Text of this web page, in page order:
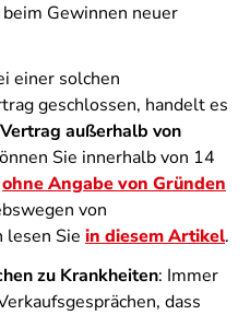
Gewinnen neuer
einer solchen
geschlossen, handelt es
außerhalb von
Sie innerhalb von 14
ohne Angabe von Gründen
von
lesen Sie in diesem Artikel.
zu Krankheiten: Immer
dass